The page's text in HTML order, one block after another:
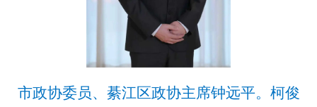
市政协委员、綦江区政协主席钟远平。柯俊